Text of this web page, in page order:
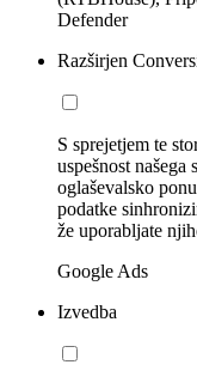
Defender
Razširjen
S sprejetjem te
uspešnost
oglaševalsko
podatke
že uporabljate
Google Ads
Izvedba